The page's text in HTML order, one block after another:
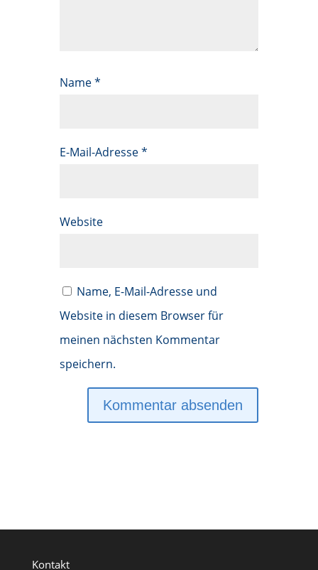
Name*
E-Mail-Adresse*
Website
Name, E-Mail-Adresse und
Website in diesem Browser für
meinen nächsten Kommentar
speichern.
Kontakt